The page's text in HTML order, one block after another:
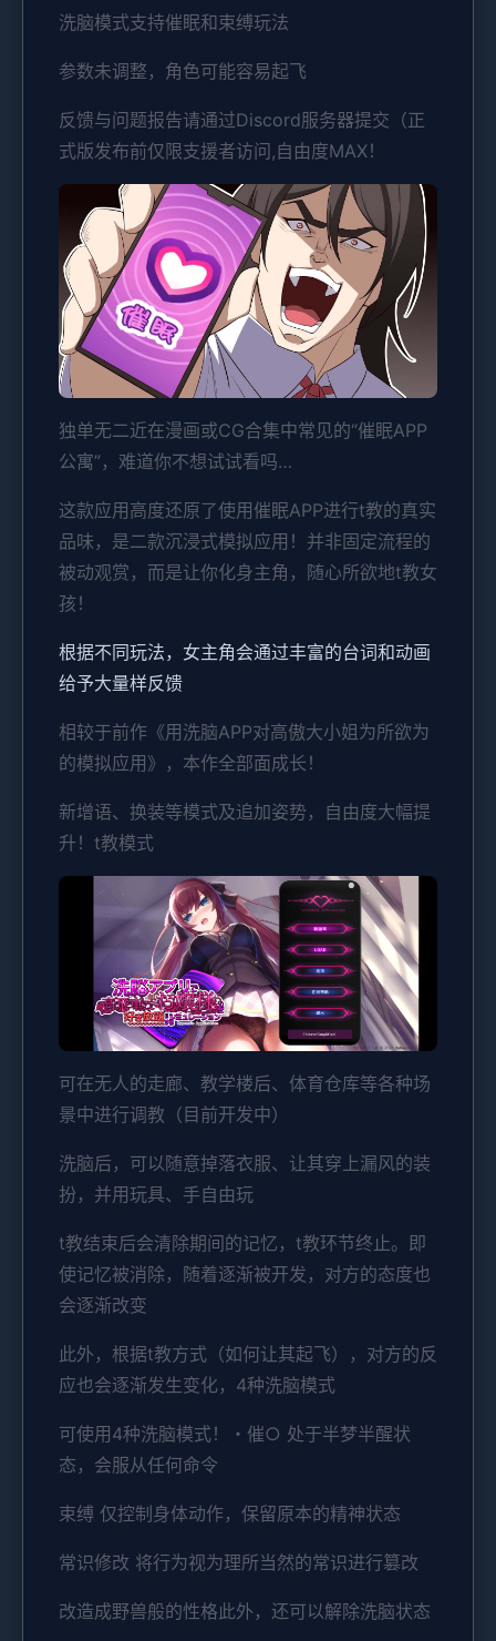
洗脑模式支持催眠和束缚玩法
参数未调整，角色可能容易起飞
反馈与问题报告请通过Discord服务器提交（正
式版发布前仅限支援者访问,自由度MAX！
独单无二近在漫画或CG合集中常见的“催眠APP
公寓”，难道你不想试试看吗…
这款应用高度还原了使用催眠APP进行t教的真实
品味，是二款沉浸式模拟应用！并非固定流程的
被动观赏，而是让你化身主角，随心所欲地t教女
孩！
根据不同玩法，女主角会通过丰富的台词和动画
给予大量样反馈
相较于前作《用洗脑APP对高傲大小姐为所欲为
的模拟应用》，本作全部面成长！
新增语、换装等模式及追加姿势，自由度大幅提
升！t教模式
可在无人的走廊、教学楼后、体育仓库等各种场
景中进行调教（目前开发中）
洗脑后，可以随意掉落衣服、让其穿上漏风的装
扮，并用玩具、手自由玩
t教结束后会清除期间的记忆，t教环节终止。即
使记忆被消除，随着逐渐被开发，对方的态度也
会逐渐改变
此外，根据t教方式（如何让其起飞），对方的反
应也会逐渐发生变化，4种洗脑模式
可使用4种洗脑模式！・催○ 处于半梦半醒状
态，会服从任何命令
束缚 仅控制身体动作，保留原本的精神状态
常识修改 将行为视为理所当然的常识进行篡改
改造成野兽般的性格此外，还可以解除洗脑状态